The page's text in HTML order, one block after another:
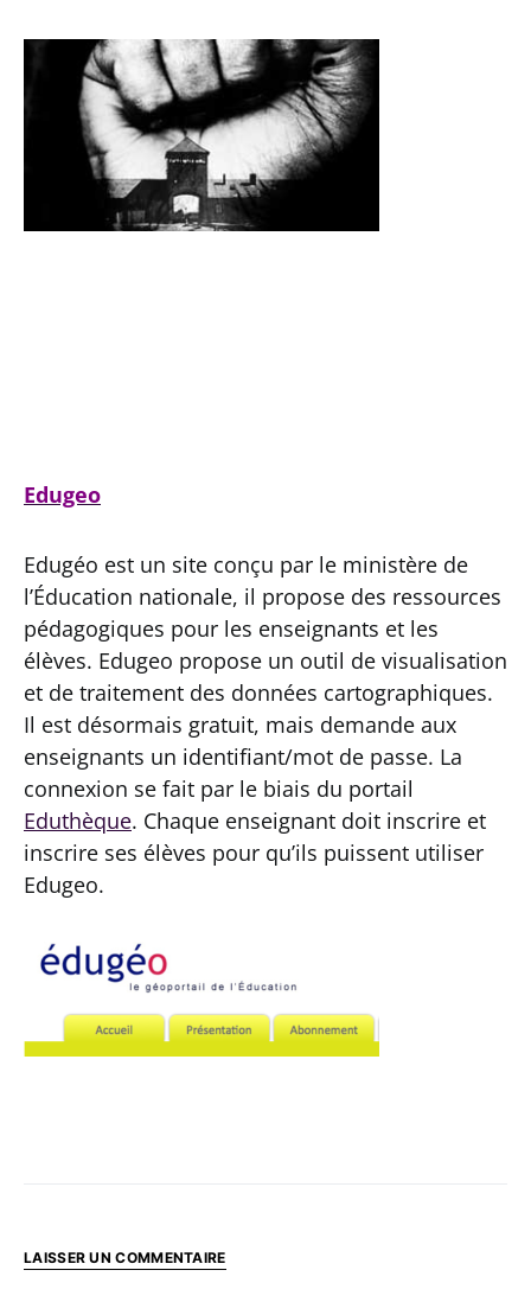
Edugeo
Edugéo est un site conçu par le ministère de
l’Éducation nationale, il propose des ressources
pédagogiques pour les enseignants et les
élèves. Edugeo propose un outil de visualisation
et de traitement des données cartographiques.
Il est désormais gratuit, mais demande aux
enseignants un identifiant/mot de passe. La
connexion se fait par le biais du portail
Eduthèque. Chaque enseignant doit inscrire et
inscrire ses élèves pour qu’ils puissent utiliser
Edugeo.
LAISSER UN COMMENTAIRE